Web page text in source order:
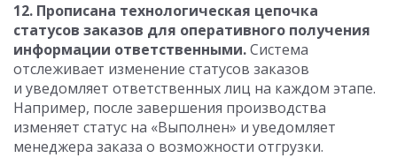
12. Прописана технологическая цепочка
статусов заказов для оперативного получения
информации ответственными.Система
отслеживает изменение статусов заказов
и уведомляет ответственных лиц на каждом этапе.
Например, после завершения производства
изменяет статус на «Выполнен» и уведомляет
менеджера заказа о возможности отгрузки.